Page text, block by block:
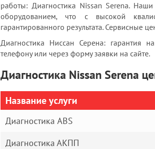
работы: Диагностика Nissan Serena.
оборудованием, что с высокой
гарантированного результата. Сервисные
Диагностика Ниссан Серена: гарантия
телефону или через форму заявки на сайте.
Диагностика Nissan Serena
Название услуги
Диагностика ABS
Диагностика АКПП